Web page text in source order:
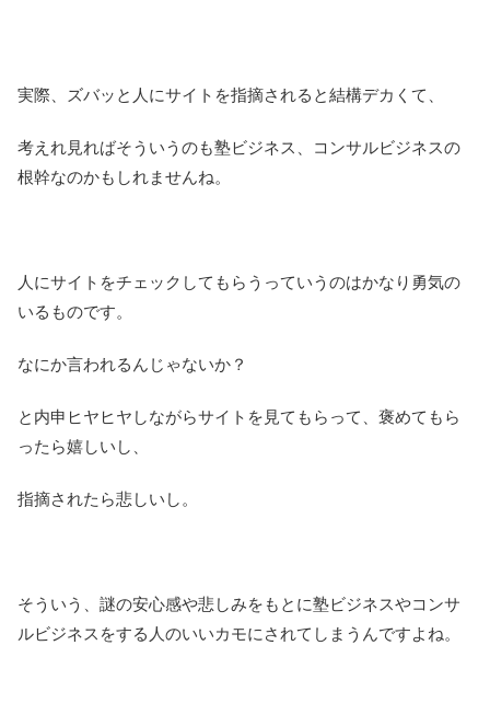
実際、ズバッと人にサイトを指摘されると結構デカくて、
考えれ見ればそういうのも塾ビジネス、コンサルビジネスの
根幹なのかもしれませんね。
人にサイトをチェックしてもらうっていうのはかなり勇気の
いるものです。
なにか言われるんじゃないか？
と内申ヒヤヒヤしながらサイトを見てもらって、褒めてもら
ったら嬉しいし、
指摘されたら悲しいし。
そういう、謎の安心感や悲しみをもとに塾ビジネスやコンサ
ルビジネスをする人のいいカモにされてしまうんですよね。